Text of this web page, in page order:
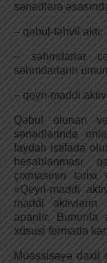
sənədlərə
– qəbul-təhvil aktı;
– səhmdarlar
səhmdarların
– qeyri-maddi
Qəbul olunan
sənədlərində
faydalı istifadə
hesablanması
çıxmasının
«Qeyri-maddi
maddi aktivlərin
aparılır.
xüsusi formada
Müəssisəyə daxil